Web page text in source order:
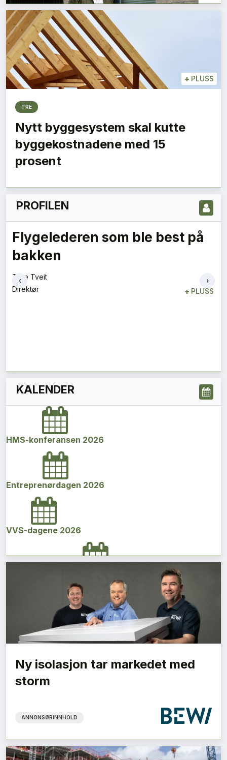
LES NYESTE UTGIVELSE HER
+ PLUSS
TRE
Nytt byggesystem skal kutte
byggekostnadene med 15
prosent
PROFILEN
Vi må jobbe sammen
Espen Schulze
‹
›
KALENDER
HMS-konferansen 2026
Entreprenørdagen 2026
VVS-dagene 2026
Norges bygg- og eiendomskonferanse 2026
Vi Bygger Vestland 2026
Byggenæringens Klimakonferanse 2026
Ny isolasjon tar markedet med
storm
ANNONSØRINNHOLD